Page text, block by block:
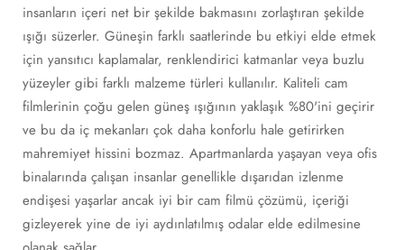
insanların içeri net bir şekilde bakmasını zorlaştıran şekilde
ışığı süzerler. Güneşin farklı saatlerinde bu etkiyi elde etmek
için yansıtıcı kaplamalar, renklendirici katmanlar veya buzlu
yüzeyler gibi farklı malzeme türleri kullanılır. Kaliteli cam
filmlerinin çoğu gelen güneş ışığının yaklaşık %80'ini geçirir
ve bu da iç mekanları çok daha konforlu hale getirirken
mahremiyet hissini bozmaz. Apartmanlarda yaşayan veya ofis
binalarında çalışan insanlar genellikle dışarıdan izlenme
endişesi yaşarlar ancak iyi bir cam filmü çözümü, içeriği
gizleyerek yine de iyi aydınlatılmış odalar elde edilmesine